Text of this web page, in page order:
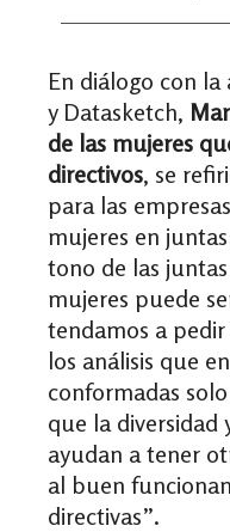
En diálogo con
y Datasketch,
de las mujeres
directivos, se
para las
mujeres en
tono de las
mujeres puede
tendamos a
los análisis que
conformadas
que la diversidad
ayudan a tener
al buen
directivas”.